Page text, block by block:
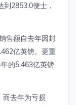
2853.0便士，
售额自去年因封
亿英镑。更重
的5.463亿英镑
而去年为亏损